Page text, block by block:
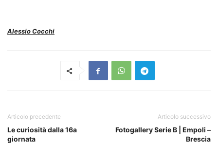
Alessio Cocchi
Articolo precedente
Le curiosità dalla 16a
giornata
Articolo successivo
Fotogallery Serie B | Empoli –
Brescia